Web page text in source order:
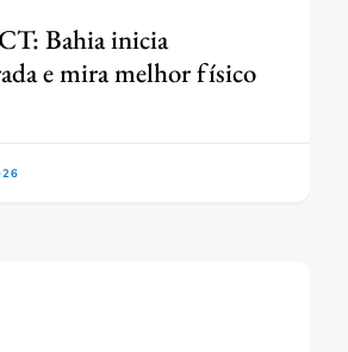
Bahia inicia
e mira melhor físico